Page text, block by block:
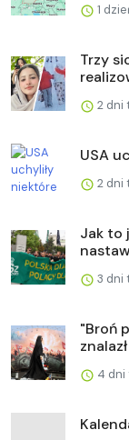
1
Trzy
2 dni
USA
2 dni
Jak to
3 dni
"Broń
4 dni